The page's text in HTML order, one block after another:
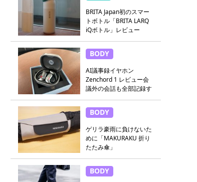
BRITA Japan初のスマー
トボトル「BRITA LARQ
iQボトル」レビュー
BODY
AI議事録イヤホン
Zenchord 1 レビュー会
議外の会話も全部記録す
BODY
ゲリラ豪雨に負けないた
めに「MAKURAKU 折り
たたみ傘」
BODY